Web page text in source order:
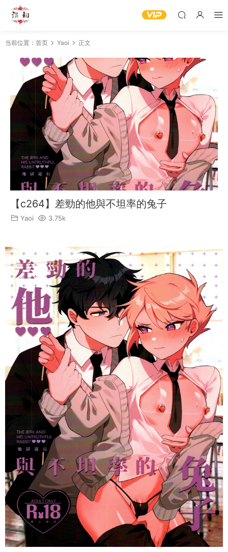
当前位置： 首页 Yaoi 正文
【c264】差勁的他與不坦率的兔子
Yaoi 3.75k